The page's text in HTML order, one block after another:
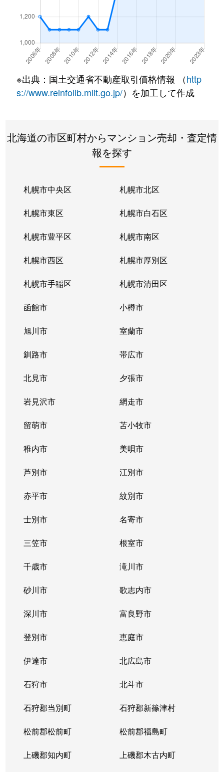
厚別東１条 2,400万円
厚別東２条
1,300万円
新さっぽろ
厚別東２条
2,200万円
新さっぽろ
厚別東２条
2,500万円
新さっぽろ
厚別東４条
1,900万円
新さっぽろ
1,800万円
厚別東４条
2,400万円
新さっぽろ
厚別東４条
2,700万円
森林公園(北海道)
厚別東５条
1,800万円
新さっぽろ
厚別東５条
1,200万円
森林公園(北海道)
厚別南
3,000万円
ひばりが丘(北海道)
厚別南
4,200万円
ひばりが丘(北海道)
厚別南
2,900万円
ひばりが丘(北海道)
厚別南
3,400万円
ひばりが丘(北海道)
大谷地西
1,900万円
大谷地
大谷地西
1,400万円
大谷地
大谷地西
1,500万円
大谷地
大谷地西
1,500万円
大谷地
大谷地東
3,100万円
大谷地
大谷地東
1,700万円
大谷地
大谷地東
1,700万円
大谷地
大谷地東
2,600万円
大谷地
大谷地東
2,300万円
大谷地
大谷地東
2,700万円
大谷地
大谷地東
2,400万円
大谷地
大谷地東
1,900万円
大谷地
大谷地東
1,900万円
大谷地
大谷地東
2,800万円
大谷地
大谷地東
2,400万円
大谷地
大谷地東
2,300万円
大谷地
大谷地東
2,100万円
大谷地
※出典：国土交通省不動産取引価格情報 （http
s://www.reinfolib.mlit.go.jp/）を加工して作成
北海道の市区町村からマンション売却・査定情
報を探す
札幌市中央区 札幌市北区
札幌市東区 札幌市白石区
札幌市豊平区 札幌市南区
札幌市西区 札幌市厚別区
札幌市手稲区 札幌市清田区
函館市 小樽市
旭川市 室蘭市
釧路市 帯広市
北見市 夕張市
岩見沢市 網走市
留萌市 苫小牧市
稚内市 美唄市
芦別市 江別市
赤平市 紋別市
士別市 名寄市
三笠市 根室市
千歳市 滝川市
砂川市 歌志内市
深川市 富良野市
登別市 恵庭市
伊達市 北広島市
石狩市 北斗市
石狩郡当別町 石狩郡新篠津村
松前郡松前町 松前郡福島町
上磯郡知内町 上磯郡木古内町